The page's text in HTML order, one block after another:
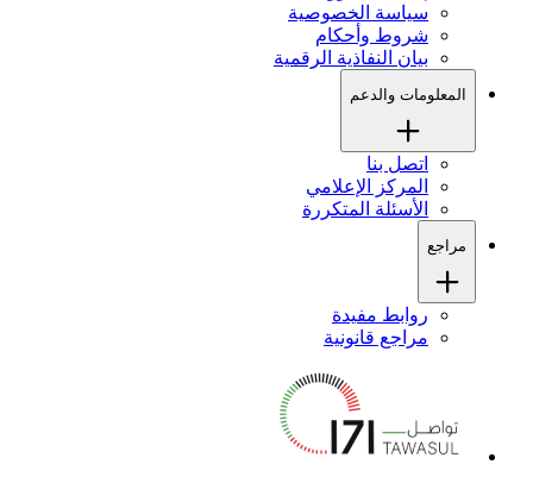
سياسة الخصوصية
شروط وأحكام
بيان النفاذية الرقمية
المعلومات والدعم
اتصل بنا
المركز الإعلامي
الأسئلة المتكررة
مراجع
روابط مفيدة
مراجع قانونية